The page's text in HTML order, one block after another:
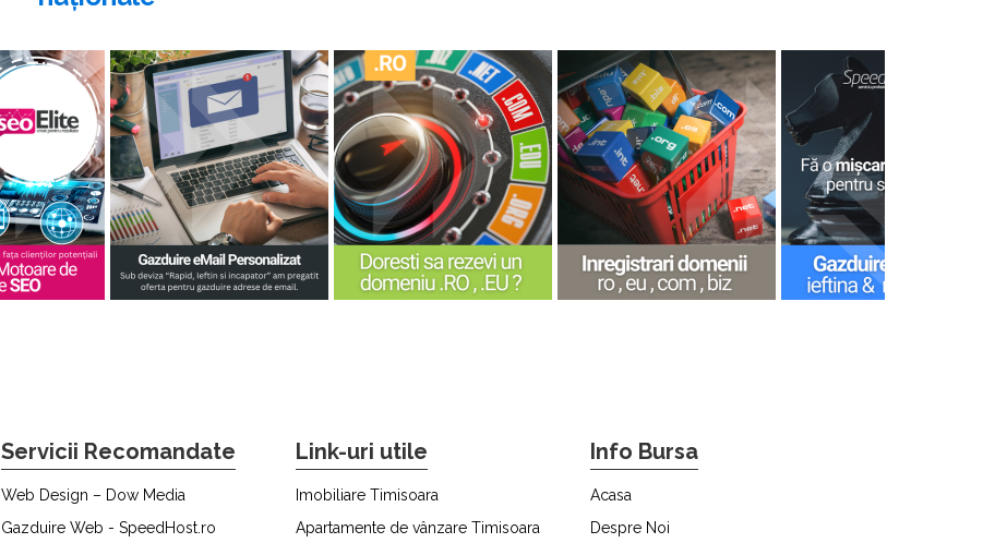
Servicii Recomandate
Web Design – Dow Media
Gazduire Web - SpeedHost.ro
Link-uri utile
Imobiliare Timisoara
Apartamente de vânzare Timisoara
Info Bursa
Acasa
Despre Noi